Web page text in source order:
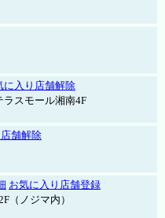
に入り店舗解除
スモール湘南4F
舗解除
お気に入り店舗登録
（ノジマ内）